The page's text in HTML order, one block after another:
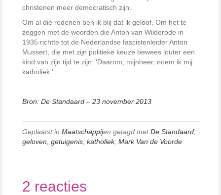
christenen meer democratisch zijn.
Om al die redenen ben ik blij dat ik geloof. Om het te
zeggen met de woorden die Anton van Wilderode in
1935 richtte tot de Nederlandse fascistenleider Anton
Mussert, die met zijn politieke keuze bewees louter een
kind van zijn tijd te zijn: ‘Daarom, mijnheer, noem ik mij
katholiek.’
Bron: De Standaard – 23 november 2013
Geplaatst in Maatschappijen getagd metDe Standaard
geloven getuigenis katholiek, Mark Van de Voorde
2 reacties